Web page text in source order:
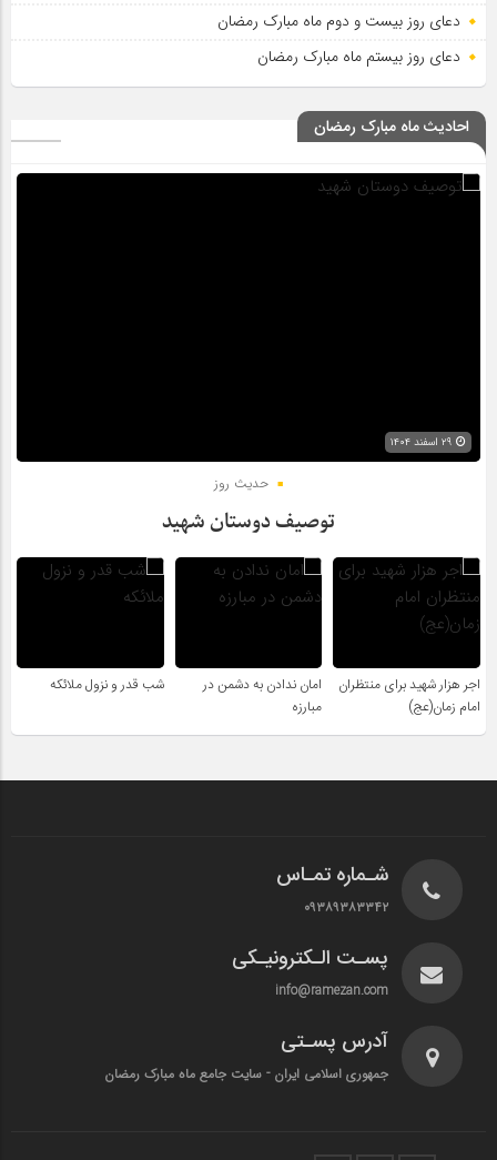
دعای روز بیست و دوم ماه مبارک رمضان
دعای روز بیستم ماه مبارک رمضان
احادیث ماه مبارک رمضان
حدیث روز
توصیف دوستان شهید
اجر هزار شهید برای منتظران
امام زمان(عج)
امان ندادن به دشمن در
مبارزه
شب قدر و نزول ملائکه
شـماره تمـاس
۰۹۳۸۹۳۸۳۳۴۲
پسـت الـکترونیـکی
info@ramezan.com
آدرس پسـتی
جمهوری اسلامی ایران - سایت جامع ماه مبارک رمضان